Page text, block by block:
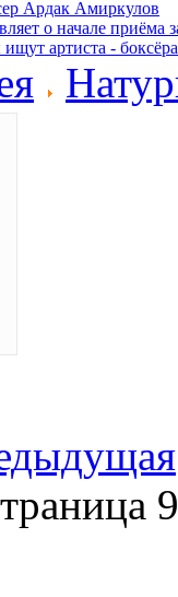
Ардак Амиркулов
о начале приёма
артиста -